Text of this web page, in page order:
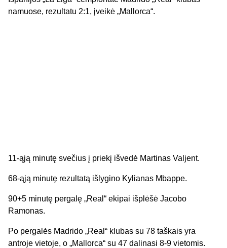
namuose, rezultatu 2:1, įveikė „Mallorca“.
11-ąją minutę svečius į priekį išvedė Martinas Valjent.
68-ąją minutę rezultatą išlygino Kylianas Mbappe.
90+5 minutę pergalę „Real“ ekipai išplėšė Jacobo
Ramonas.
Po pergalės Madrido „Real“ klubas su 78 taškais yra
antroje vietoje, o „Mallorca“ su 47 dalinasi 8-9 vietomis.